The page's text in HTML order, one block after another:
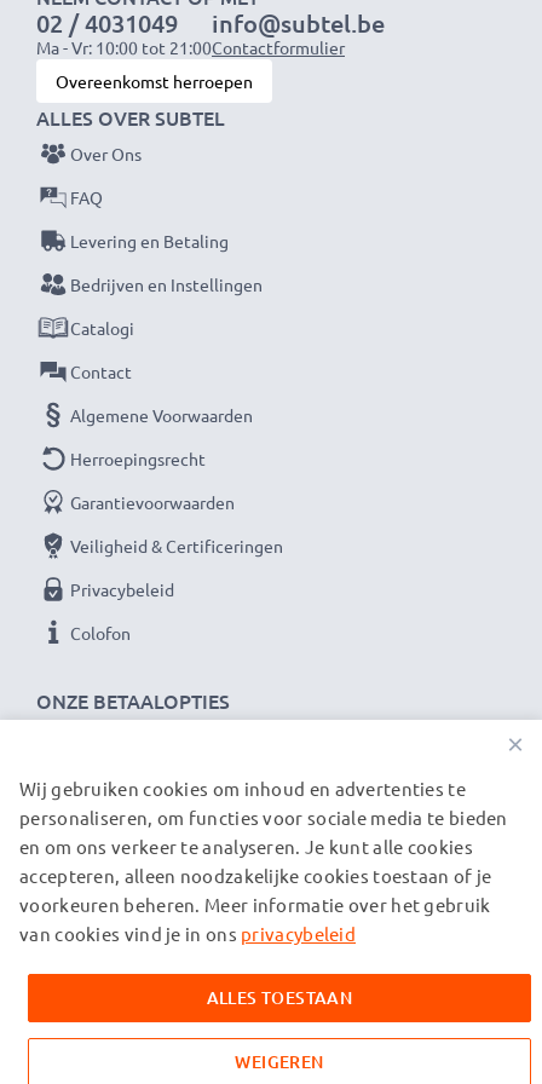
1x 2000mAh accu: ca. 4 uur
1x 3000mAh accu:ca. 6 uur
OPMERKING:Laad je batterijen vóór het eerste
gebruik volledig op voor optimale prestaties en
levensduur.
compacte LCD-batterijlader van CELLONIC. Bestel
nu met snelle levering en 3 jaar garantie!
02 / 4031049
Ma - Vr: 10:00 tot 21:00
info@subtel.be
Contactformulier
Overeenkomst herroepen
ONZE BETAALOPTIES
ALLES OVER SUBTEL
Over Ons
FAQ
Levering en Betaling
Bedrijven en Instellingen
Catalogi
Contact
Algemene Voorwaarden
Herroepingsrecht
Garantievoorwaarden
Veiligheid & Certificeringen
Privacybeleid
Colofon
ONZE VERZENDPARTNERS
© subtel.be 2026
Alle prijzen zijn inclusief btw en exclusief verzendkosten.
Houd er rekening mee dat alle genoemde handelsmerken de
uitsluitend worden vermeld om informatie over onze
producten te verstrekken.
×
Wij gebruiken cookies om inhoud en advertenties te
personaliseren, om functies voor sociale media te bieden
en om ons verkeer te analyseren. Je kunt alle cookies
accepteren, alleen noodzakelijke cookies toestaan of je
voorkeuren beheren. Meer informatie over het gebruik
van cookies vind je in ons privacybeleid
ALLES TOESTAAN
WEIGEREN